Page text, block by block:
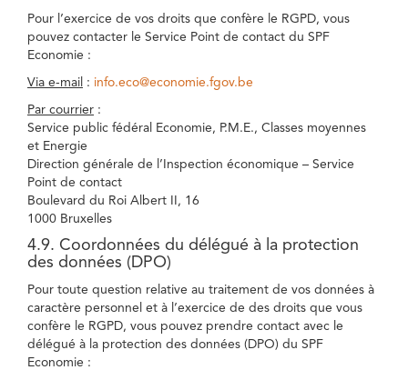
Pour l’exercice de vos droits que confère le RGPD, vous
pouvez contacter le Service Point de contact du SPF
Economie :
Via e-mail : info.eco@economie.fgov.be
Par courrier :
Service public fédéral Economie, P.M.E., Classes moyennes
et Energie
Direction générale de l’Inspection économique – Service
Point de contact
Boulevard du Roi Albert II, 16
1000 Bruxelles
4.9. Coordonnées du délégué à la protection
des données (DPO)
Pour toute question relative au traitement de vos données à
caractère personnel et à l’exercice de des droits que vous
confère le RGPD, vous pouvez prendre contact avec le
délégué à la protection des données (DPO) du SPF
Economie :